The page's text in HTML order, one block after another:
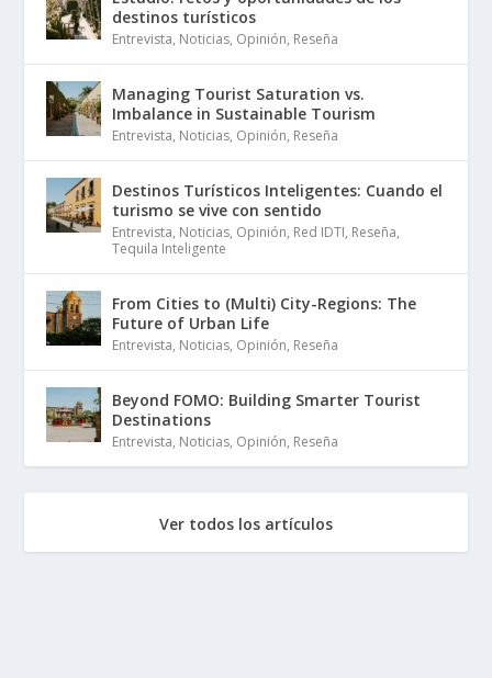
destinos turísticos
Entrevista, Noticias, Opinión, Reseña
Managing Tourist Saturation vs.
Imbalance in Sustainable Tourism
Entrevista, Noticias, Opinión, Reseña
Destinos Turísticos Inteligentes: Cuando el
turismo se vive con sentido
Entrevista, Noticias, Opinión, Red IDTI, Reseña,
Tequila Inteligente
From Cities to (Multi) City-Regions: The
Future of Urban Life
Entrevista, Noticias, Opinión, Reseña
Beyond FOMO: Building Smarter Tourist
Destinations
Entrevista, Noticias, Opinión, Reseña
Ver todos los artículos